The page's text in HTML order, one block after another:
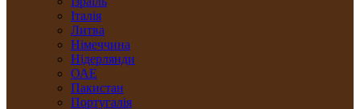
Італія
Литва
Німеччина
Нідерлянди
ОАЕ
Пакистан
Португалія